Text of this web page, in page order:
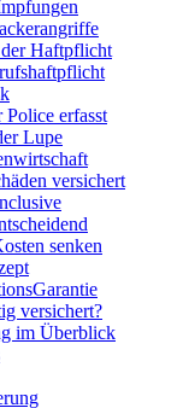
Haftpflicht
erfasst
Lupe
versichert
senken
versichert?
im Überblick